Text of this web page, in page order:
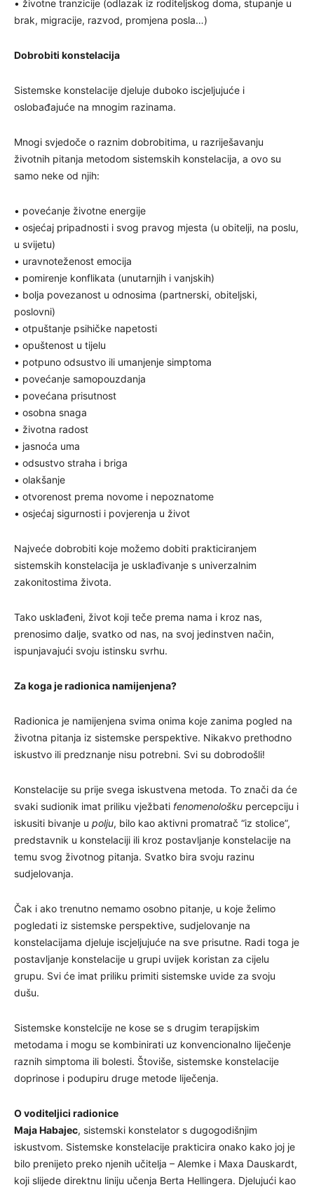
• životne tranzicije (odlazak iz roditeljskog doma, stupanje u
brak, migracije, razvod, promjena posla…)
Dobrobiti konstelacija
Sistemske konstelacije djeluje duboko iscjeljujuće i
oslobađajuće na mnogim razinama.
Mnogi svjedoče o raznim dobrobitima, u razriješavanju
životnih pitanja metodom sistemskih konstelacija, a ovo su
samo neke od njih:
• povećanje životne energije
• osjećaj pripadnosti i svog pravog mjesta (u obitelji, na poslu,
u svijetu)
• uravnoteženost emocija
• pomirenje konflikata (unutarnjih i vanjskih)
• bolja povezanost u odnosima (partnerski, obiteljski,
poslovni)
• otpuštanje psihičke napetosti
• opuštenost u tijelu
• potpuno odsustvo ili umanjenje simptoma
• povećanje samopouzdanja
• povećana prisutnost
• osobna snaga
• životna radost
• jasnoća uma
• odsustvo straha i briga
• olakšanje
• otvorenost prema novome i nepoznatome
• osjećaj sigurnosti i povjerenja u život
Najveće dobrobiti koje možemo dobiti prakticiranjem
sistemskih konstelacija je usklađivanje s univerzalnim
zakonitostima života.
Tako usklađeni, život koji teče prema nama i kroz nas,
prenosimo dalje, svatko od nas, na svoj jedinstven način,
ispunjavajući svoju istinsku svrhu.
Za koga je radionica namijenjena?
Radionica je namijenjena svima onima koje zanima pogled na
životna pitanja iz sistemske perspektive. Nikakvo prethodno
iskustvo ili predznanje nisu potrebni. Svi su dobrodošli!
Konstelacije su prije svega iskustvena metoda. To znači da će
svaki sudionik imat priliku vježbati fenomenološku percepciju i
iskusiti bivanje u polju, bilo kao aktivni promatrač “iz stolice”,
predstavnik u konstelaciji ili kroz postavljanje konstelacije na
temu svog životnog pitanja. Svatko bira svoju razinu
sudjelovanja.
Čak i ako trenutno nemamo osobno pitanje, u koje želimo
pogledati iz sistemske perspektive, sudjelovanje na
konstelacijama djeluje iscjeljujuće na sve prisutne. Radi toga je
postavljanje konstelacije u grupi uvijek koristan za cijelu
grupu. Svi će imat priliku primiti sistemske uvide za svoju
dušu.
Sistemske konstelcije ne kose se s drugim terapijskim
metodama i mogu se kombinirati uz konvencionalno liječenje
raznih simptoma ili bolesti. Štoviše, sistemske konstelacije
doprinose i podupiru druge metode liječenja.
O voditeljici radionice
Maja Habajec, sistemski konstelator s dugogodišnjim
iskustvom. Sistemske konstelacije prakticira onako kako joj je
bilo prenijeto preko njenih učitelja – Alemke i Maxa Dauskardt,
koji slijede direktnu liniju učenja Berta Hellingera. Djelujući kao